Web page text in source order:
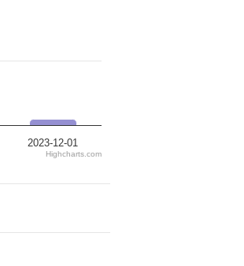
2023-12-01
Highcharts.com